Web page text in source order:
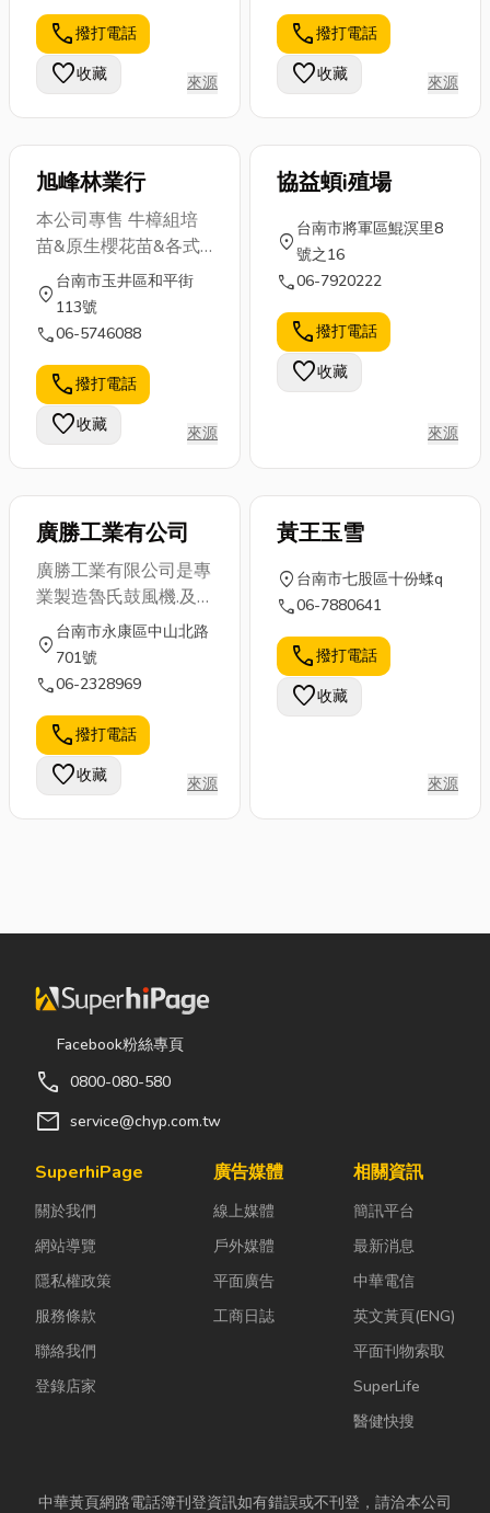
何會落枕？落
枕多久會好？
落枕看什麼診
所？並教你最
有效的舒緩方
法與...
是家具及櫃體
受潮，影響結
構和載重，今
天小編就來分
享一下有關台
中...
用，拉鍊難免
會遇到一些令
人頭疼的小狀
況，例如卡
布、脫軌，或
是鍊齒...
call撥打電話
favorite收藏 來源
call撥打電話
favorite收藏 來源
旭峰林業行
本公司專售 牛樟組培
苗&原生櫻花苗&各式
林木苗木&種子 如需要
規格或各種種類的苗木
及種子可傳真至本公司
location_on
台南市玉井區和平街
113號
call06-5746088
call撥打電話
favorite收藏 來源
協益蝢i殖場
location_on
台南市將軍區鯤溟里8
號之16
call06-7920222
call撥打電話
favorite收藏
來源
廣勝工業有公司
廣勝工業有限公司是專
業製造魯氏鼓風機.及
保養 產品適合: 廢水處
理，水產養殖，電鍍，
粉粒輸送， 穀類輸
業， 半導體工業，化
學工業..等
location_on
台南市永康區中山北路
701號
call06-2328969
call撥打電話
favorite收藏 來源
黃王玉雪
location_on 台南市七股區十份蝚q
call06-7880641
call撥打電話
favorite收藏
來源
Facebook粉絲專頁
call 0800-080-580
mail service@chyp.com.tw
SuperhiPage
關於我們
網站導覽
隱私權政策
服務條款
聯絡我們
登錄店家
廣告媒體
線上媒體
戶外媒體
平面廣告
工商日誌
相關資訊
簡訊平台
最新消息
中華電信
英文黃頁(ENG)
平面刊物索取
SuperLife
醫健快搜
中華黃頁網路電話簿刊登資訊如有錯誤或不刊登，請洽本公司